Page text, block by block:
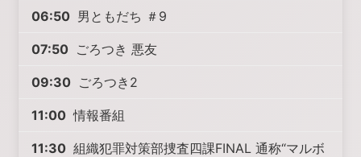
06:50 男ともだち ＃9
07:50 ごろつき 悪友
09:30 ごろつき2
11:00 情報番組
11:30 組織犯罪対策部捜査四課FINAL 通称“マルボ